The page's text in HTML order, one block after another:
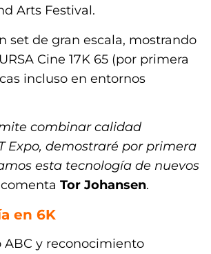
Arts Festival.
set de gran escala, mostrando
Cine 17K 65 (por primera
incluso en entornos
combinar calidad
Expo, demostraré por primera
esta tecnología de nuevos
comenta Tor Johansen.
en 6K
y reconocimiento